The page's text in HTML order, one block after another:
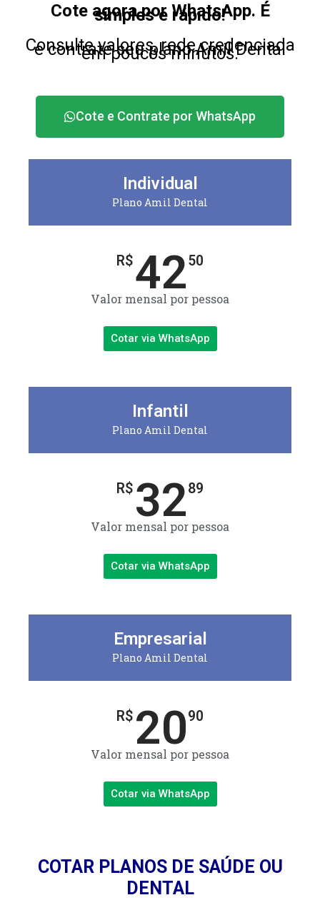
Cote agora por WhatsApp. É
simples e rápido!
Consulte valores, rede credenciada
e contrate seu plano Amil Dental
em poucos minutos.
Cote e Contrate por WhatsApp
Individual
Plano Amil Dental
R$4250
Valor mensal por pessoa
Cotar via WhatsApp
Infantil
Plano Amil Dental
R$ 3289
Valor mensal por pessoa
Cotar via WhatsApp
Empresarial
Plano Amil Dental
R$ 2090
Valor mensal por pessoa
Cotar via WhatsApp
COTAR PLANOS DE SAÚDE OU
DENTAL